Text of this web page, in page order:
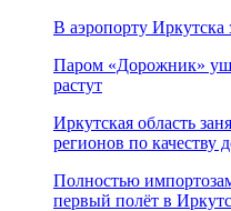
В аэропорту Иркутска
Паром «Дорожник»
растут
Иркутская область
регионов по качеству
Полностью
первый полёт в